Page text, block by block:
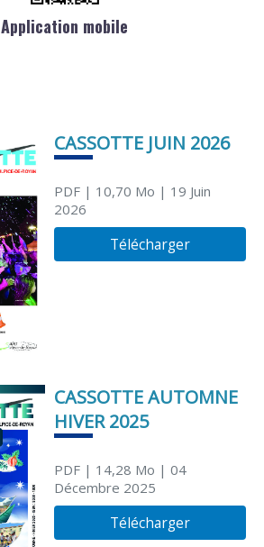
Application mobile
CASSOTTE JUIN 2026
PDF| 10,70 Mo | 19 Juin
2026
Télécharger
CASSOTTE AUTOMNE
HIVER 2025
PDF| 14,28 Mo | 04
Décembre 2025
Télécharger